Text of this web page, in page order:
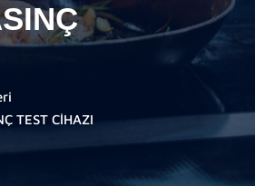
TEST CİHAZI